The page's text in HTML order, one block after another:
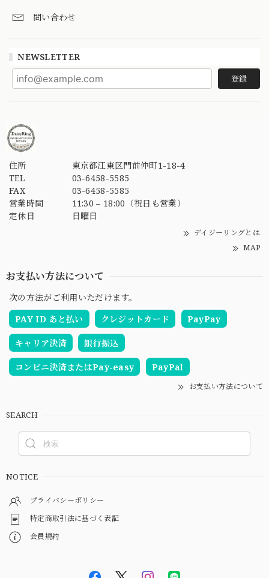
問い合わせ
NEWSLETTER
登録
住所
東京都江東区門前仲町1-18-4
TEL
03-6458-5585
FAX
03-6458-5585
営業時間
11:30 – 18:00（祝日も営業）
定休日
日曜日
デイジーリングとは
MAP
お支払い方法について
次の方法がご利用いただけます。
PAY ID あと払い
クレジットカード PayPay
キャリア決済 銀行振込
コンビニ決済またはPay-easy PayPal
お支払い方法について
SEARCH
NOTICE
プライバシーポリシー
特定商取引法に基づく表記
会員規約